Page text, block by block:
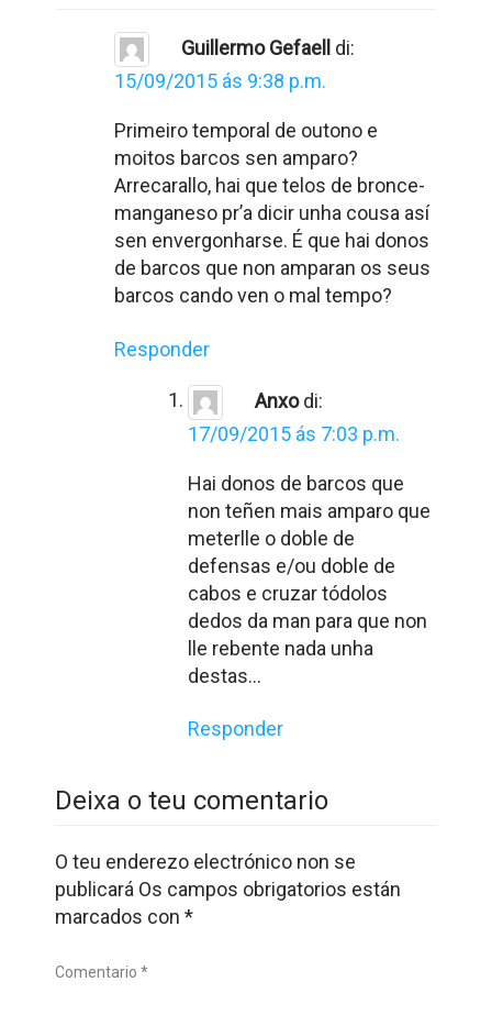
Guillermo Gefaell
di:
15/09/2015 ás 9:38 p.m.
Primeiro temporal de outono e
moitos barcos sen amparo?
Arrecarallo, hai que telos de bronce-
manganeso pr’a dicir unha cousa así
sen envergonharse. É que hai donos
de barcos que non amparan os seus
barcos cando ven o mal tempo?
Responder
Anxo di:
17/09/2015 ás 7:03 p.m.
Hai donos de barcos que
non teñen mais amparo que
meterlle o doble de
defensas e/ou doble de
cabos e cruzar tódolos
dedos da man para que non
lle rebente nada unha
destas…
Responder
Deixa o teu comentario
O teu enderezo electrónico non se
publicará Os campos obrigatorios están
marcados con *
Comentario *